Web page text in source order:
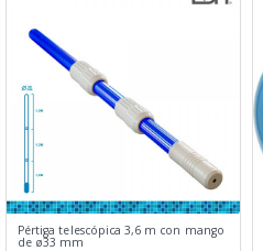
Pértiga telescópica 3,6 m con mango
de ø33 mm